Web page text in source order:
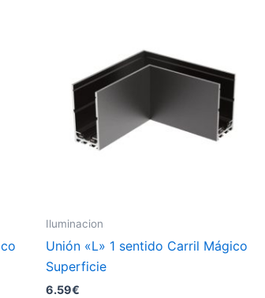
Iluminacion
Unión «L» 1 sentido Carril Mágico
Superficie
6.59€